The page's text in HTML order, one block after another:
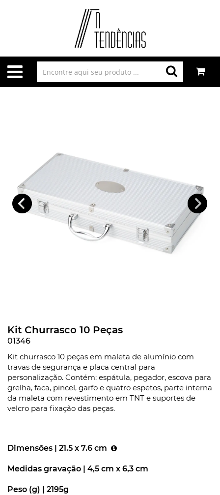
Kit Churrasco 10 Peças
01346
Kit churrasco 10 peças em maleta de alumínio com
travas de segurança e placa central para
personalização. Contém: espátula, pegador, escova para
grelha, faca, pincel, garfo e quatro espetos, parte interna
da maleta com revestimento em TNT e suportes de
velcro para fixação das peças.
Dimensões | 21.5 x 7.6 cm
Medidas gravação | 4,5 cm x 6,3 cm
Peso (g) | 2195g